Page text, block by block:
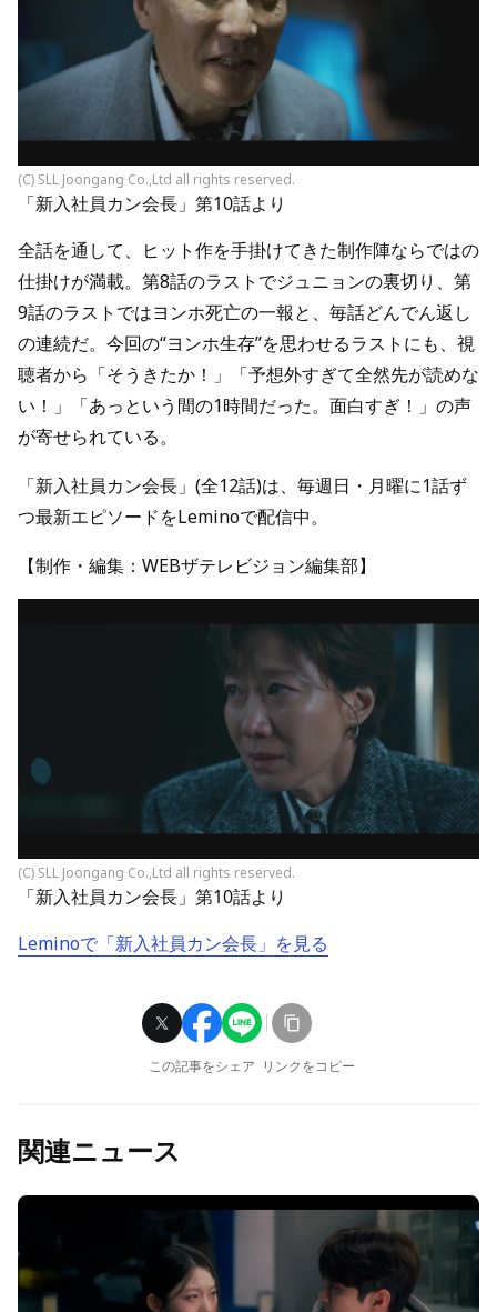
(C) SLL Joongang Co.,Ltd all rights reserved.
「新入社員カン会長」第10話より
全話を通して、ヒット作を手掛けてきた制作陣ならではの
仕掛けが満載。第8話のラストでジュニョンの裏切り、第
9話のラストではヨンホ死亡の一報と、毎話どんでん返し
の連続だ。今回の“ヨンホ生存”を思わせるラストにも、視
聴者から「そうきたか！」「予想外すぎて全然先が読めな
い！」「あっという間の1時間だった。面白すぎ！」の声
が寄せられている。
「新入社員カン会長」(全12話)は、毎週日・月曜に1話ず
つ最新エピソードをLeminoで配信中。
【制作・編集：WEBザテレビジョン編集部】
(C) SLL Joongang Co.,Ltd all rights reserved.
「新入社員カン会長」第10話より
Leminoで「新入社員カン会長」を見る
この記事をシェア リンクをコピー
関連ニュース